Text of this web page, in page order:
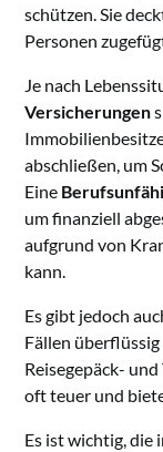
schützen. Sie
Personen
Je nach
Versicherungen
abschließen, um
Eine
um finanziell
aufgrund von
kann.
Es gibt jedoch
Fällen
Reisegepäck-
oft teuer und
Es ist wichtig,